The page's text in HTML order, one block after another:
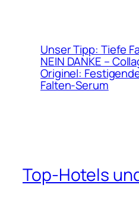
Unser Tipp: Tiefe
NEIN DANKE –
Originel:
Falten-Serum
Top-Hotels